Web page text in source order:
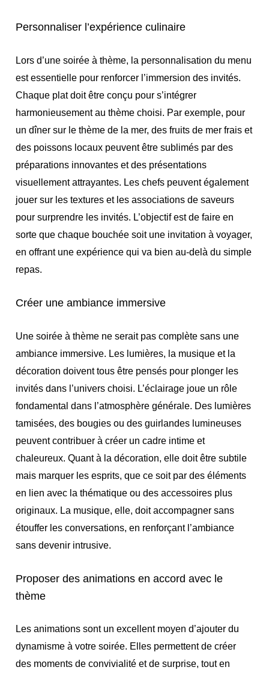
Personnaliser l’expérience culinaire
Lors d’une soirée à thème, la personnalisation du menu
est essentielle pour renforcer l’immersion des invités.
Chaque plat doit être conçu pour s’intégrer
harmonieusement au thème choisi. Par exemple, pour
un dîner sur le thème de la mer, des fruits de mer frais et
des poissons locaux peuvent être sublimés par des
préparations innovantes et des présentations
visuellement attrayantes. Les chefs peuvent également
jouer sur les textures et les associations de saveurs
pour surprendre les invités. L’objectif est de faire en
sorte que chaque bouchée soit une invitation à voyager,
en offrant une expérience qui va bien au-delà du simple
repas.
Créer une ambiance immersive
Une soirée à thème ne serait pas complète sans une
ambiance immersive. Les lumières, la musique et la
décoration doivent tous être pensés pour plonger les
invités dans l’univers choisi. L’éclairage joue un rôle
fondamental dans l’atmosphère générale. Des lumières
tamisées, des bougies ou des guirlandes lumineuses
peuvent contribuer à créer un cadre intime et
chaleureux. Quant à la décoration, elle doit être subtile
mais marquer les esprits, que ce soit par des éléments
en lien avec la thématique ou des accessoires plus
originaux. La musique, elle, doit accompagner sans
étouffer les conversations, en renforçant l’ambiance
sans devenir intrusive.
Proposer des animations en accord avec le
thème
Les animations sont un excellent moyen d’ajouter du
dynamisme à votre soirée. Elles permettent de créer
des moments de convivialité et de surprise, tout en